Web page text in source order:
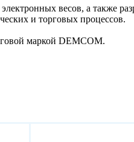
весов, а также
и торговых процессов.
маркой DEMCOM.